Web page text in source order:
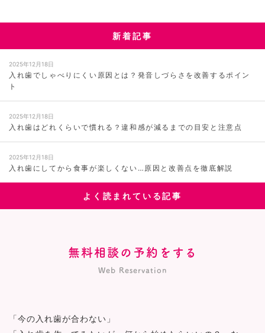
新着記事
2025年12月18日
入れ歯でしゃべりにくい原因とは？発音しづらさを改善するポイン
ト
2025年12月18日
入れ歯はどれくらいで慣れる？違和感が減るまでの目安と注意点
2025年12月18日
入れ歯にしてから食事が楽しくない…原因と改善点を徹底解説
よく読まれている記事
無料相談の予約をする
Web Reservation
「今の入れ歯が合わない」